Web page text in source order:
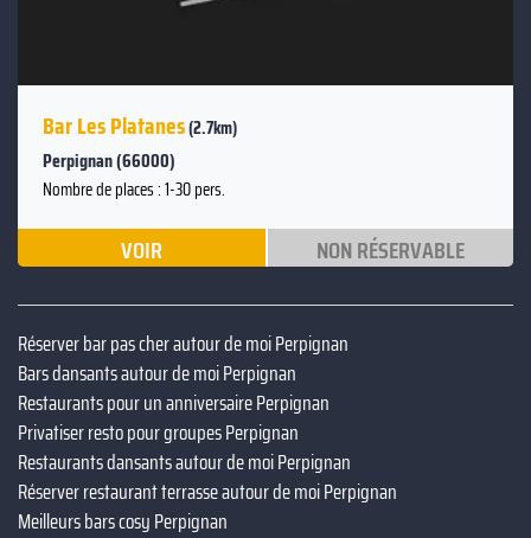
Bar Les Platanes(2.7km)
Perpignan (66000)
Nombre de places : 1-30 pers.
VOIR NON RÉSERVABLE
Réserver bar pas cher autour de moi Perpignan
Bars dansants autour de moi Perpignan
Restaurants pour un anniversaire Perpignan
Privatiser resto pour groupes Perpignan
Restaurants dansants autour de moi Perpignan
Réserver restaurant terrasse autour de moi Perpignan
Meilleurs bars cosy Perpignan